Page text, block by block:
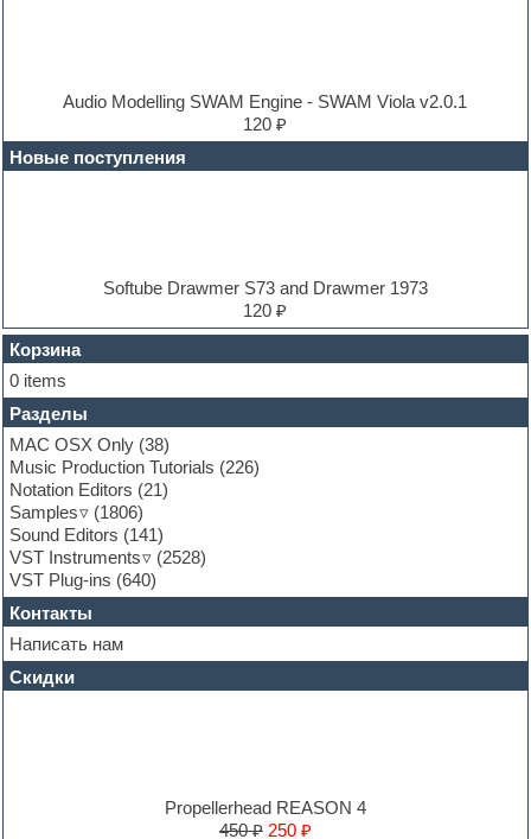
E-MU Samples
Electric guitar
Electric piano
EXS24 Instruments
FL Studio
Flute
Folk samples
Fruityloops
Funk
Garritan
General MIDI kits
Guitar emulation
Guitar loops
Guitar processing and effects
Hands-up samples
Hardstyle
Heavy metal sample packs
Hip-hop
House music
Hypersonic
Jazz
Audio Modelling SWAM Engine - SWAM Viola v2.0.1
120 ₽
Новые поступления
Softube Drawmer S73 and Drawmer 1973
120 ₽
Корзина
0 items
Разделы
MAC OSX Only (38)
Music Production Tutorials (226)
Notation Editors (21)
Samples
(1806)
Sound Editors (141)
VST Instruments
(2528)
VST Plug-ins (640)
Контакты
Написать нам
Скидки
Propellerhead REASON 4
450 ₽ 250 ₽